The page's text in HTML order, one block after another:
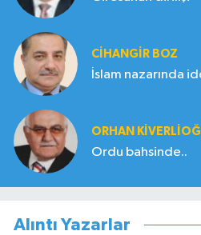
CIHANGIR BOZ
İslam nazarında
ORHAN
Ordu bahsinde..
Alıntı Yazarlar